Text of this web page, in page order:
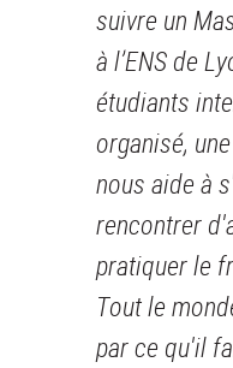
suivre un
à l’ENS de
étudiants
organisé,
nous aide à
rencontrer
pratiquer le
Tout le
par ce qu'il